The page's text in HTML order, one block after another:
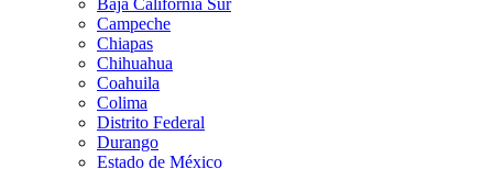
Baja California Sur
Campeche
Chiapas
Chihuahua
Coahuila
Colima
Distrito Federal
Durango
Estado de México